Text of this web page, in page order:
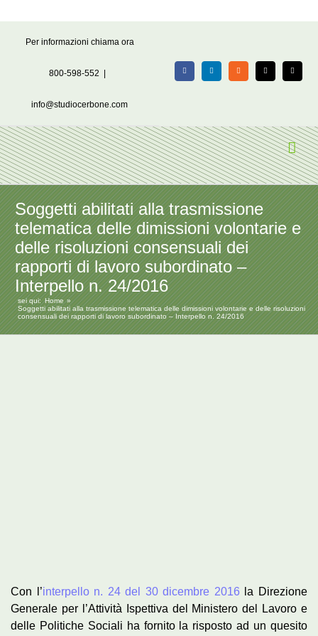
Per informazioni chiama ora
800-598-552
info@studiocerbone.com
FacebookLinkedIn Rss X Email
Soggetti abilitati alla trasmissione
telematica delle dimissioni volontarie e
delle risoluzioni consensuali dei
rapporti di lavoro subordinato –
Interpello n. 24/2016
sei qui:
Home
Soggetti abilitati alla trasmissione telematica delle dimissioni volontarie e delle risoluzioni
consensuali dei rapporti di lavoro subordinato – Interpello n. 24/2016
Con l’interpello n. 24 del 30 dicembre 2016 la Direzione
Generale per l’Attività Ispettiva del Ministero del Lavoro e
delle Politiche Sociali ha fornito la risposto ad un quesito